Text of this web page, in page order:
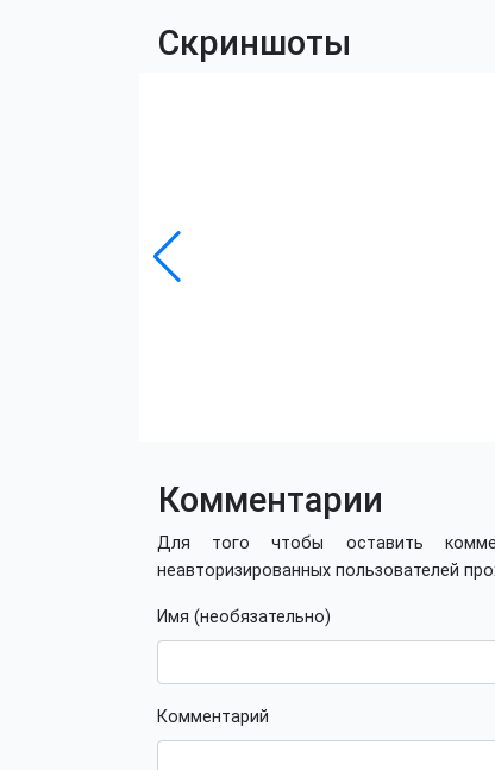
Скриншоты
Комментарии
Для того чтобы оставить
неавторизированных пользователей
Имя (необязательно)
Комментарий